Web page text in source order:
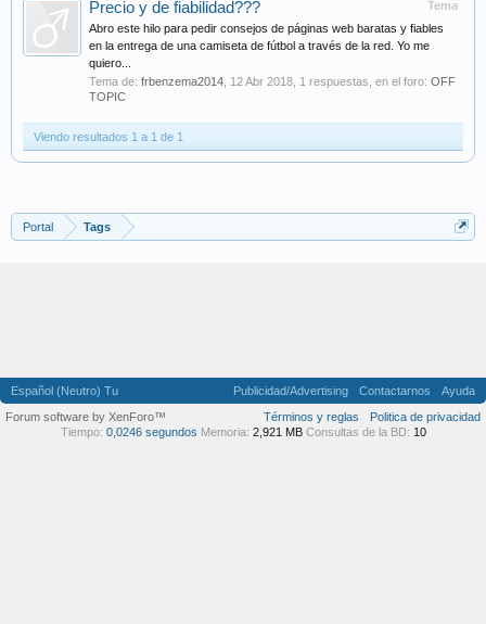
Tema
Precio y de fiabilidad???
Abro este hilo para pedir consejos de páginas web baratas y fiables
en la entrega de una camiseta de fútbol a través de la red. Yo me
quiero...
Tema de: frbenzema2014 12 Abr 2018 , 1 respuestas, en el foro: OFF
TOPIC
Viendo resultados 1 a 1 de 1
Portal Tags
Español (Neutro) Tu Publicidad/Advertising Contactarnos
Ayuda
Términos y reglas
Politica de privacidad
Forum software by XenForo™
Tiempo: 0,0246 segundos Memoria: 2,921 MB Consultas de la BD: 10